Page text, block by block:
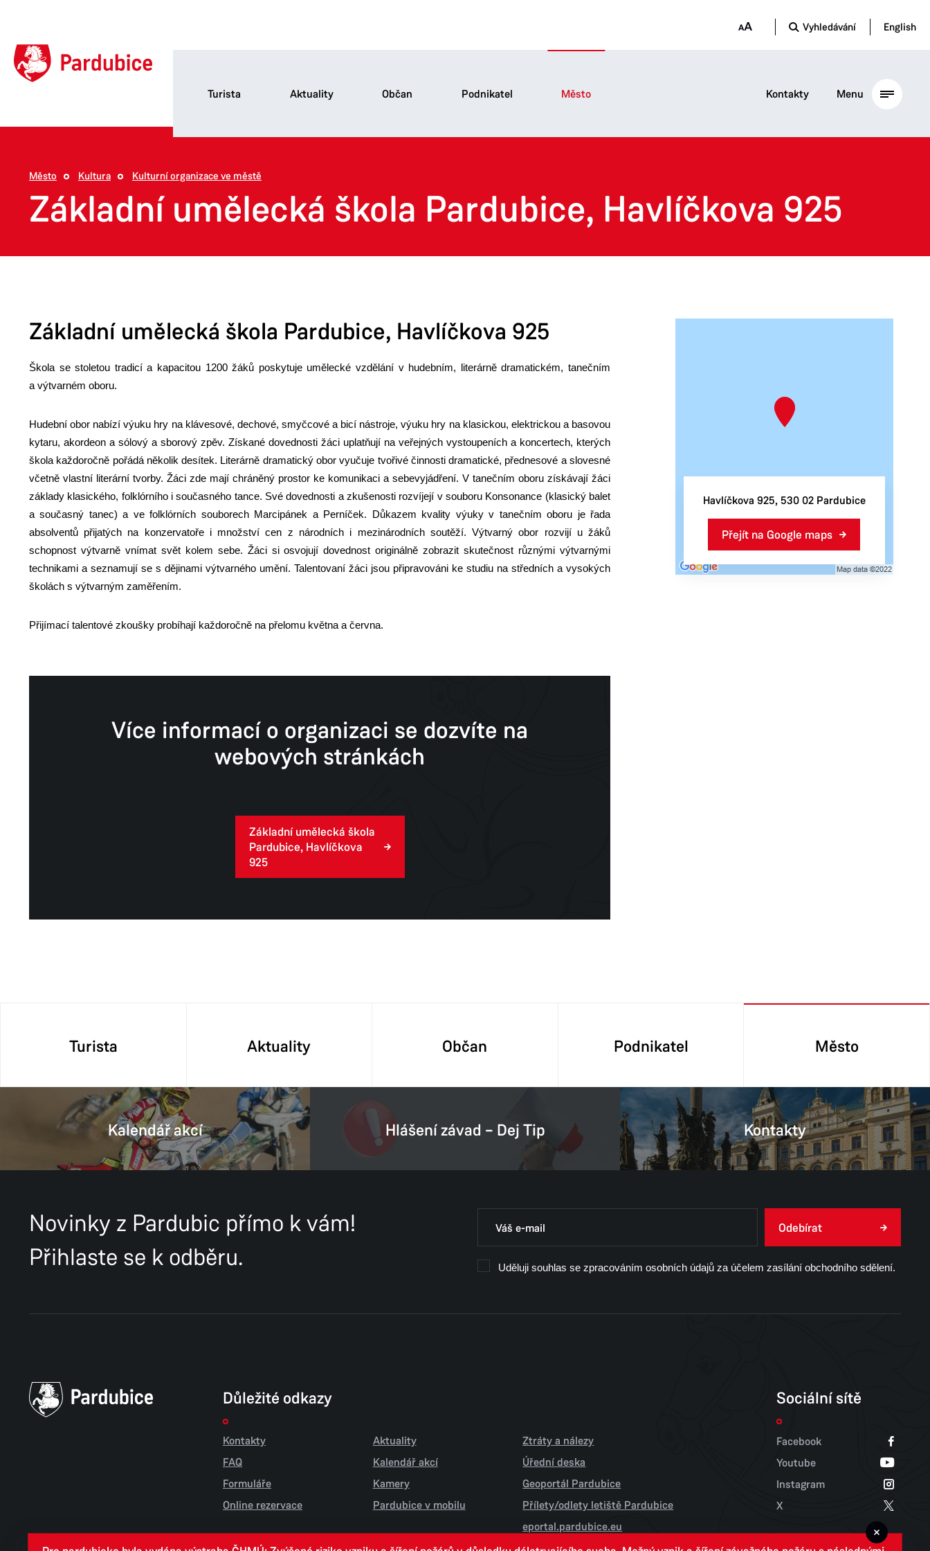
Vyhledávání English
Turista Aktuality Občan Podnikatel Město Kontakty Menu
Město Kultura Kulturní organizace ve městě
Základní umělecká škola Pardubice, Havlíčkova 925
Základní umělecká škola Pardubice, Havlíčkova 925
Škola se stoletou tradicí a kapacitou 1200 žáků poskytuje umělecké vzdělání v hudebním, literárně dramatickém, tanečním
a výtvarném oboru.
Hudební obor nabízí výuku hry na klávesové, dechové, smyčcové a bicí nástroje, výuku hry na klasickou, elektrickou a basovou
kytaru, akordeon a sólový a sborový zpěv. Získané dovednosti žáci uplatňují na veřejných vystoupeních a koncertech, kterých
škola každoročně pořádá několik desítek. Literárně dramatický obor vyučuje tvořivé činnosti dramatické, přednesové a slovesné
včetně vlastní literární tvorby. Žáci zde mají chráněný prostor ke komunikaci a sebevyjádření. V tanečním oboru získávají žáci
základy klasického, folklórního i současného tance. Své dovednosti a zkušenosti rozvíjejí v souboru Konsonance (klasický balet
a současný tanec) a ve folklórních souborech Marcipánek a Perníček. Důkazem kvality výuky v tanečním oboru je řada
absolventů přijatých na konzervatoře i množství cen z národních i mezinárodních soutěží. Výtvarný obor rozvijí u žáků
schopnost výtvarně vnímat svět kolem sebe. Žáci si osvojují dovednost originálně zobrazit skutečnost různými výtvarnými
technikami a seznamují se s dějinami výtvarného umění. Talentovaní žáci jsou připravováni ke studiu na středních a vysokých
školách s výtvarným zaměřením.
Přijímací talentové zkoušky probíhají každoročně na přelomu května a června.
Havlíčkova 925, 530 02 Pardubice
Přejít na Google maps
Více informací o organizaci se dozvíte na
webových stránkách
Základní umělecká škola
Pardubice, Havlíčkova
925
Turista Aktuality Občan Podnikatel Město
Kalendář akcí Hlášení závad – Dej Tip Kontakty
Novinky z Pardubic přímo k vám!
Přihlaste se k odběru.
Odebírat
Uděluji souhlas se zpracováním osobních údajů za účelem zasílání obchodního sdělení.
Sociální sítě
Facebook
Youtube
Instagram
X
Důležité odkazy
Kontakty
FAQ
Formuláře
Online rezervace
Aktuality
Kalendář akcí
Kamery
Pardubice v mobilu
Ztráty a nálezy
Úřední deska
Geoportál Pardubice
Přílety/odlety letiště Pardubice
eportal.pardubice.eu